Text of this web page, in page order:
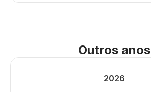
Outros anos
2026